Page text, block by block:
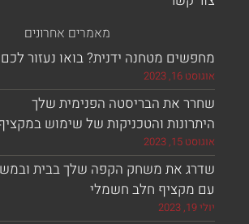
מאמרים אחרונים
מטחנה ידנית? בואו נעזור לכם!
את הבריסטה הפנימית שלך
והטכניקות של שימוש במקציף חלב ידני
את משחק הקפה שלך בבית ובמשרד
חלב חשמלי